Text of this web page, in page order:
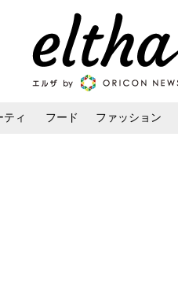
ティ フード ファッション